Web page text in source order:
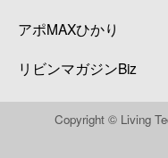
アポMAXひかり
リビンマガジンBiz
Copyright © Living